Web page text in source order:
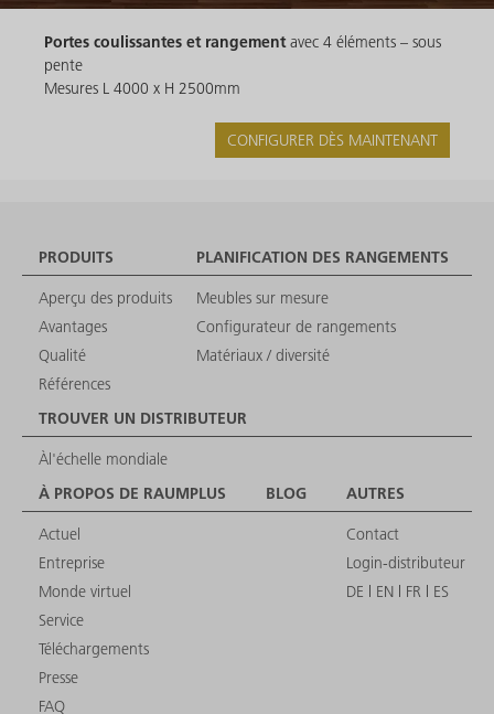
Portes coulissantes et rangementavec 4 éléments – sous
pente
Mesures L 4000 x H 2500mm
CONFIGURER DÈS MAINTENANT
PRODUITS
Aperçu des produits
Avantages
Qualité
Références
PLANIFICATION DES RANGEMENTS
Meubles sur mesure
Configurateur de rangements
Matériaux / diversité
TROUVER UN DISTRIBUTEUR
Àl'échelle mondiale
À PROPOS DE RAUMPLUS
Actuel
Entreprise
Monde virtuel
Service
Téléchargements
Presse
FAQ
BLOG AUTRES
Contact
Login-distributeur
DE
EN FR ES